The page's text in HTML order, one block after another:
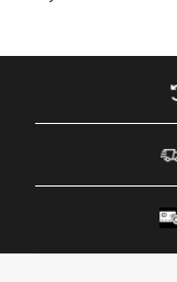
Hangi